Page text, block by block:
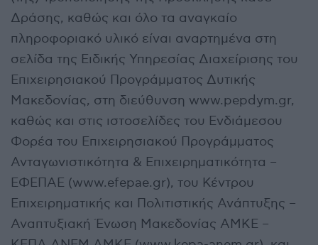
Δράσης, καθώς και όλο τα αναγκαίο
πληροφοριακό υλικό είναι αναρτημένα στη
σελίδα της Ειδικής Υπηρεσίας Διαχείρισης του
Επιχειρησιακού Προγράμματος Δυτικής
Μακεδονίας, στη διεύθυνση www.pepdym.gr,
καθώς και στις ιστοσελίδες του Ενδιάμεσου
Φορέα του Επιχειρησιακού Προγράμματος
Ανταγωνιστικότητα & Επιχειρηματικότητα –
ΕΦΕΠΑΕ (www.efepae.gr), του Κέντρου
Επιχειρηματικής και Πολιτιστικής Ανάπτυξης –
Αναπτυξιακή Ένωση Μακεδονίας ΑΜΚΕ –